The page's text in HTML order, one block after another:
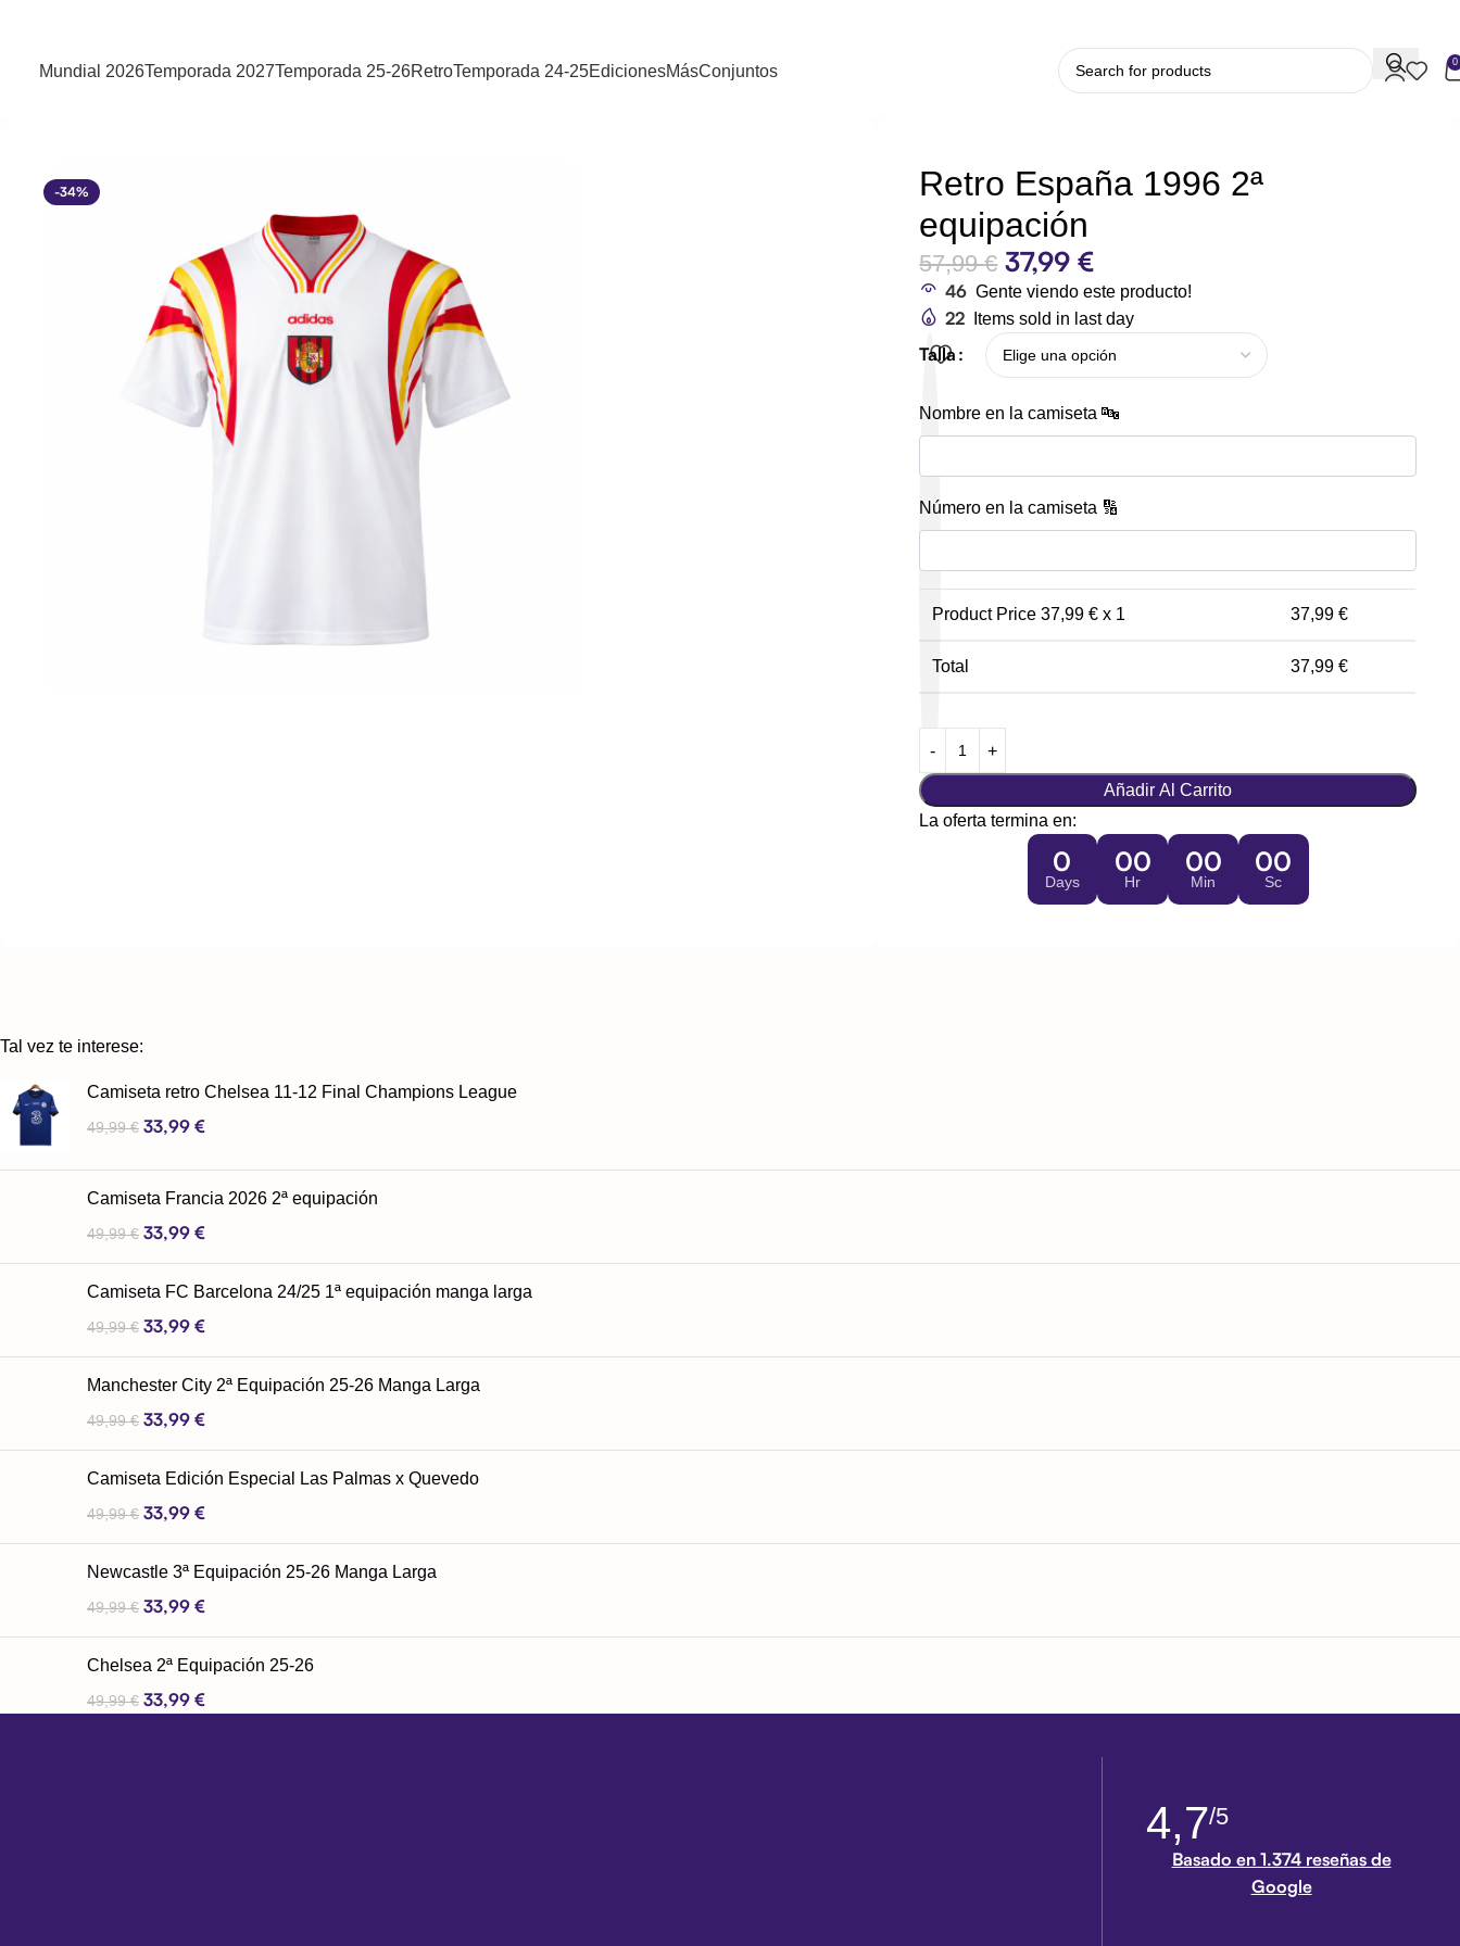
Mundial 2026Temporada 2027Temporada 25-26RetroTemporada 24-25EdicionesMásConjuntos 0
-34%
Retro España 1996 2ª
equipación
57,99€ 37,99€
46 Gente viendo este producto!
22 Items sold in last day
Talla
Nombre en la camiseta 🔤
Número en la camiseta 🔢
Product Price37,99 € x 1 37,99 €
Total 37,99 €
Añadir Al Carrito
La oferta termina en:
0
Days
00
Hr
00
Min
00
Sc
Tal vez te interese:
Camiseta retro Chelsea 11-12 Final Champions League
49,99€ 33,99 €
Camiseta Francia 2026 2ª equipación
49,99€ 33,99 €
Camiseta FC Barcelona 24/25 1ª equipación manga larga
49,99€ 33,99 €
Manchester City 2ª Equipación 25-26 Manga Larga
49,99€ 33,99 €
Camiseta Edición Especial Las Palmas x Quevedo
49,99€ 33,99 €
Newcastle 3ª Equipación 25-26 Manga Larga
49,99€ 33,99 €
Chelsea 2ª Equipación 25-26
49,99€ 33,99 €
4,7/5
Basado en 1.374 reseñas de
Google